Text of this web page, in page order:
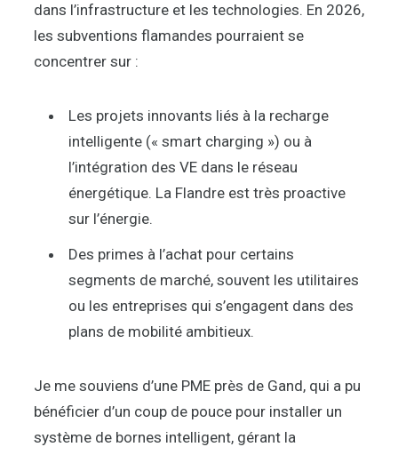
dans l’infrastructure et les technologies. En 2026,
les subventions flamandes pourraient se
concentrer sur :
Les projets innovants liés à la recharge
intelligente (« smart charging ») ou à
l’intégration des VE dans le réseau
énergétique. La Flandre est très proactive
sur l’énergie.
Des primes à l’achat pour certains
segments de marché, souvent les utilitaires
ou les entreprises qui s’engagent dans des
plans de mobilité ambitieux.
Je me souviens d’une PME près de Gand, qui a pu
bénéficier d’un coup de pouce pour installer un
système de bornes intelligent, gérant la